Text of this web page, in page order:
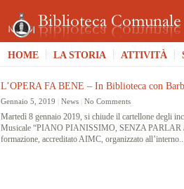
HOME LA STORIA ATTIVITÀ
L’OPERA FA BENE – In Biblioteca con
Gennaio 5, 2019 News No Comments
Martedì 8 gennaio 2019, si chiude il cartellone degli
Musicale “PIANO PIANISSIMO, SENZA
formazione, accreditato AIMC, organizzato all’interno...